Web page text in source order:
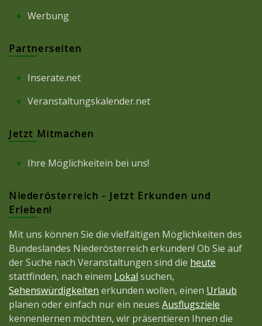
Werbung
Partnerseiten
Inserate.net
Veranstaltungskalender.net
Jetzt Mitmachen
Ihre Möglichkeitein bei uns!
Niederösterreich - Jetzt Erkunden und
Erleben!
Mit uns können Sie die vielfältigen Möglichkeiten des
Bundeslandes Niederösterreich erkunden! Ob Sie auf
der Suche nach Veranstaltungen sind die heute
stattfinden, nach einem Lokal suchen,
Sehenswürdigkeiten erkunden wollen, einen Urlaub
planen oder einfach nur ein neues Ausflugsziele
kennenlernen möchten, wir präsentieren Ihnen die